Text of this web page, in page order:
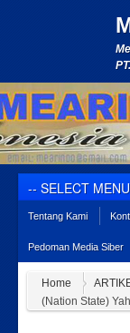
Tentang Kami
Pedoman Media Siber
Home
(Nation State)